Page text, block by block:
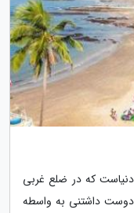
دنیاست که در ضلع غربی
دوست داشتنی به واسطه